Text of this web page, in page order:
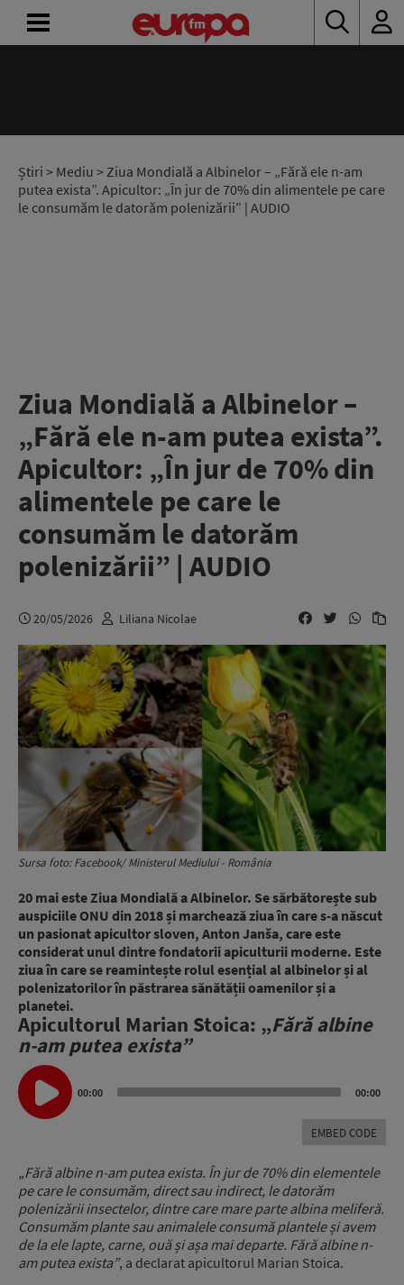
Știri > Mediu > Ziua Mondială a Albinelor – „Fără ele n-am
putea exista”. Apicultor: „În jur de 70% din alimentele pe care
le consumăm le datorăm polenizării” | AUDIO
Ziua Mondială a Albinelor –
„Fără ele n-am putea exista”.
Apicultor: „În jur de 70% din
alimentele pe care le
consumăm le datorăm
polenizării” | AUDIO
20/05/2026 Liliana Nicolae
Sursa foto: Facebook/ Ministerul Mediului - România
20 mai este Ziua Mondială a Albinelor. Se sărbătorește sub
auspiciile ONU din 2018 și marchează ziua în care s-a născut
un pasionat apicultor sloven, Anton Janša, care este
considerat unul dintre fondatorii apiculturii moderne. Este
ziua în care se reamintește rolul esențial al albinelor și al
polenizatorilor în păstrarea sănătății oamenilor și a
planetei.
Apicultorul Marian Stoica: „Fără albine
n-am putea exista”
Audio
Player
00:00 00:00
EMBED CODE
„Fără albine n-am putea exista. În jur de 70% din elementele
pe care le consumăm, direct sau indirect, le datorăm
polenizării insectelor, dintre care mare parte albina meliferă.
Consumăm plante sau animalele consumă plantele și avem
de la ele lapte, carne, ouă și așa mai departe. Fără albine n-
am putea exista”, a declarat apicultorul Marian Stoica.
RADIO
CONCURSURI